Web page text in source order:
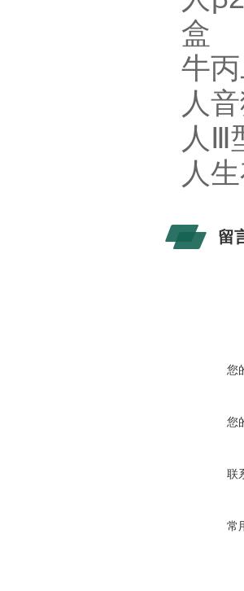
盒
牛
人
人Ⅲ
人
留
您
您
联
常